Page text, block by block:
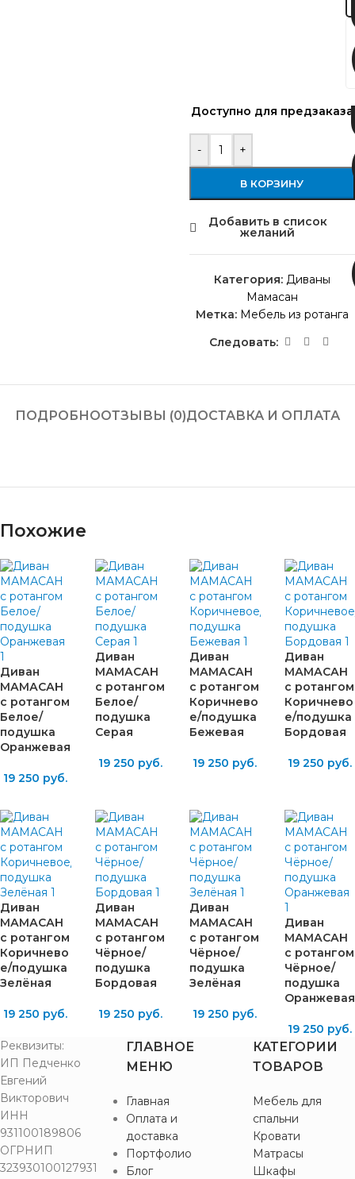
Доступно для предзаказа
- +
В КОРЗИНУ
Добавить в список
желаний
Категория: Диваны
Мамасан
Метка: Мебель из ротанга
Следовать:
ПОДРОБНООТЗЫВЫ (0)ДОСТАВКА И ОПЛАТА
Похожие
Диван
МАМАСАН
с ротангом
Белое/
подушка
Оранжевая
19 250 руб.
Диван
МАМАСАН
с ротангом
Белое/
подушка
Серая
19 250 руб.
Диван
МАМАСАН
с ротангом
Коричнево
е/подушка
Бежевая
19 250 руб.
Диван
МАМАСАН
с ротангом
Коричнево
е/подушка
Бордовая
19 250 руб.
Диван
МАМАСАН
с ротангом
Коричнево
е/подушка
Зелёная
19 250 руб.
Диван
МАМАСАН
с ротангом
Чёрное/
подушка
Бордовая
19 250 руб.
Диван
МАМАСАН
с ротангом
Чёрное/
подушка
Зелёная
19 250 руб.
Диван
МАМАСАН
с ротангом
Чёрное/
подушка
Оранжевая
19 250 руб.
Реквизиты:
ИП Педченко
Евгений
Викторович
ИНН
931100189806
ОГРНИП
323930100127931
ГЛАВНОЕ
МЕНЮ
Главная
Оплата и
доставка
Портфолио
Блог
КАТЕГОРИИ
ТОВАРОВ
Мебель для
спальни
Кровати
Матрасы
Шкафы